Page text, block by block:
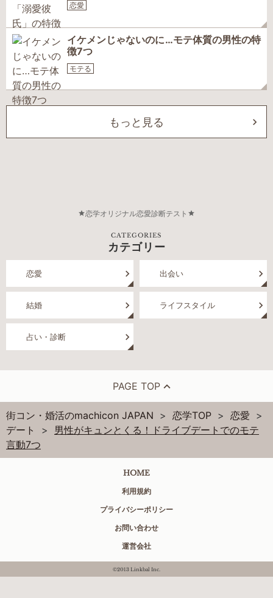
恋愛
イケメンじゃないのに…モテ体質の男性の特
徴7つ
モテる
もっと見る
恋学オリジナル恋愛診断テスト
CATEGORIES
カテゴリー
恋愛 出会い
結婚 ライフスタイル
占い・診断
PAGE TOP
街コン・婚活のmachicon JAPAN 恋学TOP
恋愛
デート
男性がキュンとくる！ドライブデートでのモテ
言動7つ
HOME
利用規約
プライバシーポリシー
お問い合わせ
運営会社
©2013 Linkbal Inc.